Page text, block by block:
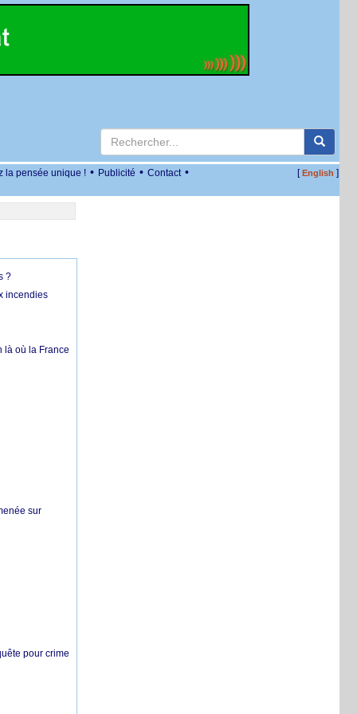
la pensée unique ! • Publicité • Contact • [English ]
?
incendies
là où la France
sur
pour crime